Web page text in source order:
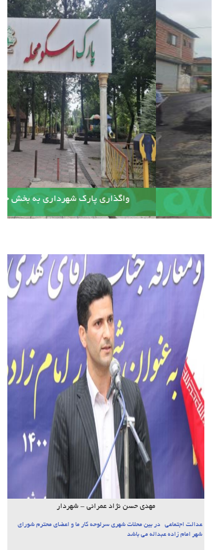
آسفالت کوچه وصال ۲۰
مهدی حسن نژاد عمرانی - شهردار
عدالت اجتماعی در بین محلات شهری سرلوحه کار ما و اعضای محترم شورای
شهر امام زاده عبداله می باشد